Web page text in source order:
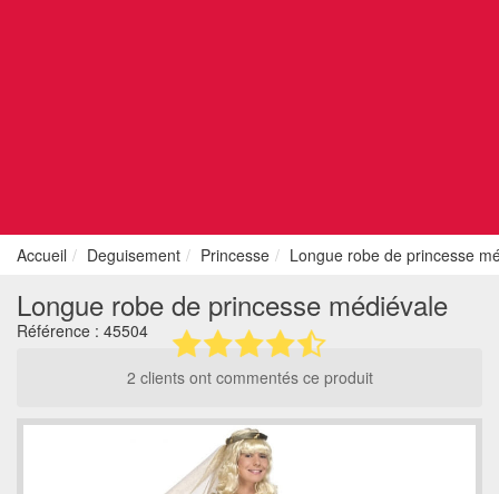
Accueil Deguisement Princesse Longue robe de princesse
Longue robe de princesse médiévale
Référence : 45504
2 clients ont commentés ce produit